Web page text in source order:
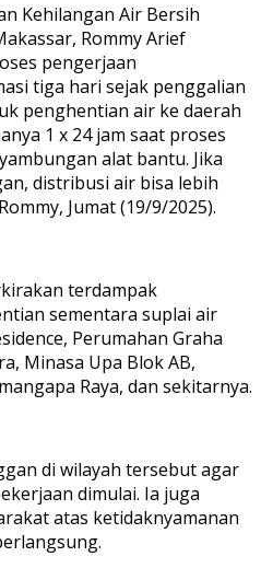
Kehilangan Air Bersih
Rommy Arief
pengerjaan
tiga hari sejak penggalian
penghentian air ke daerah
1 x 24 jam saat proses
alat bantu. Jika
distribusi air bisa lebih
Jumat (19/9/2025).
terdampak
sementara suplai air
Perumahan Graha
Minasa Upa Blok AB,
Raya, dan sekitarnya.
di wilayah tersebut agar
dimulai. Ia juga
atas ketidaknyamanan